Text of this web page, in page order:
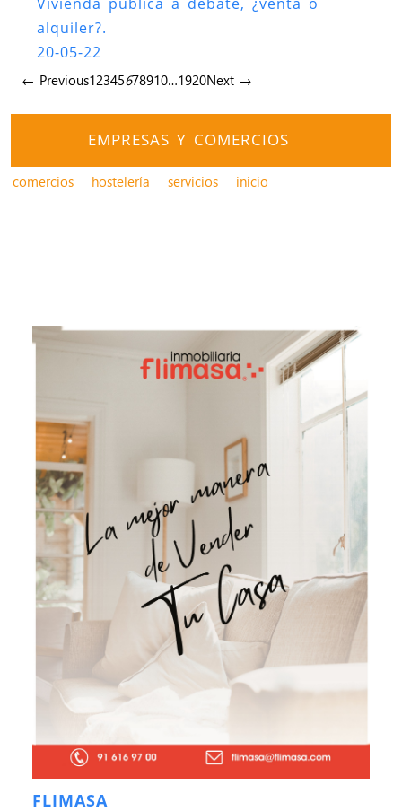
alquiler?.
20-05-22
← Previous12345678910…1920Next →
EMPRESAS Y COMERCIOS
comercios hostelería servicios inicio
FLIMASA